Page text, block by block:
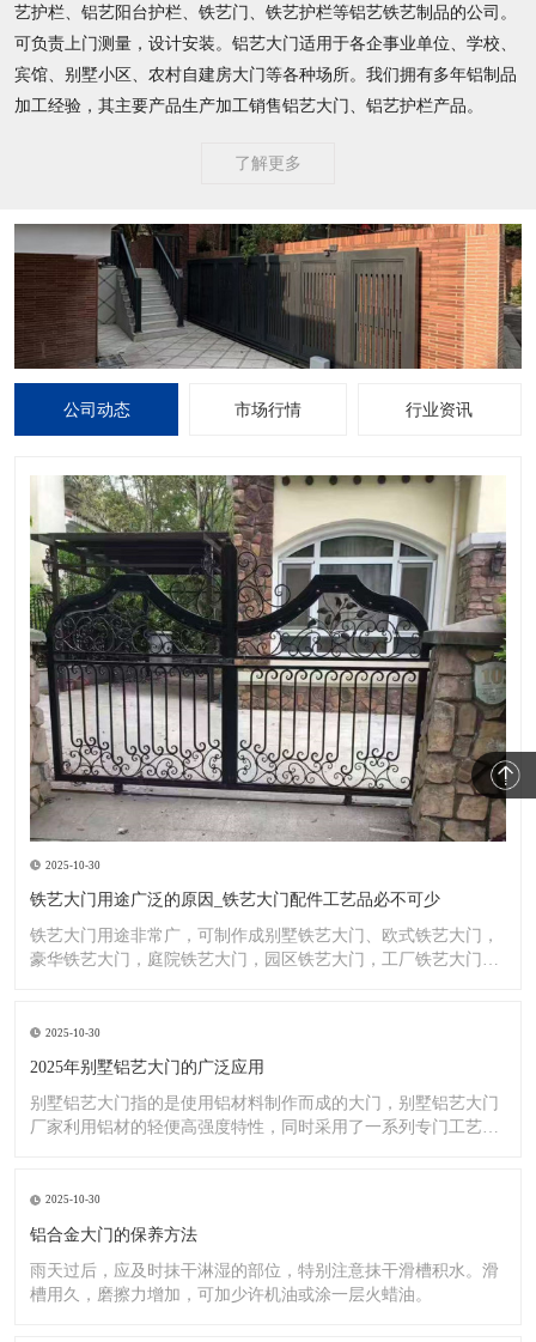
艺护栏、铝艺阳台护栏、铁艺门、铁艺护栏等铝艺铁艺制品的公司。
可负责上门测量，设计安装。铝艺大门适用于各企事业单位、学校、
宾馆、别墅小区、农村自建房大门等各种场所。我们拥有多年铝制品
加工经验，其主要产品生产加工销售铝艺大门、铝艺护栏产品。
了解更多
公司动态 市场行情 行业资讯
2025-10-30
铁艺大门用途广泛的原因_铁艺大门配件工艺品必不可少
铁艺大门用途非常广，可制作成别墅铁艺大门、欧式铁艺大门，
豪华铁艺大门，庭院铁艺大门，园区铁艺大门，工厂铁艺大门大
2025-10-30
2025年别墅铝艺大门的广泛应用
别墅铝艺大门指的是使用铝材料制作而成的大门，别墅铝艺大门
厂家利用铝材的轻便高强度特性，同时采用了一系列专门工艺，
2025-10-30
铝合金大门的保养方法
雨天过后，应及时抹干淋湿的部位，特别注意抹干滑槽积水。滑
槽用久，磨擦力增加，可加少许机油或涂一层火蜡油。